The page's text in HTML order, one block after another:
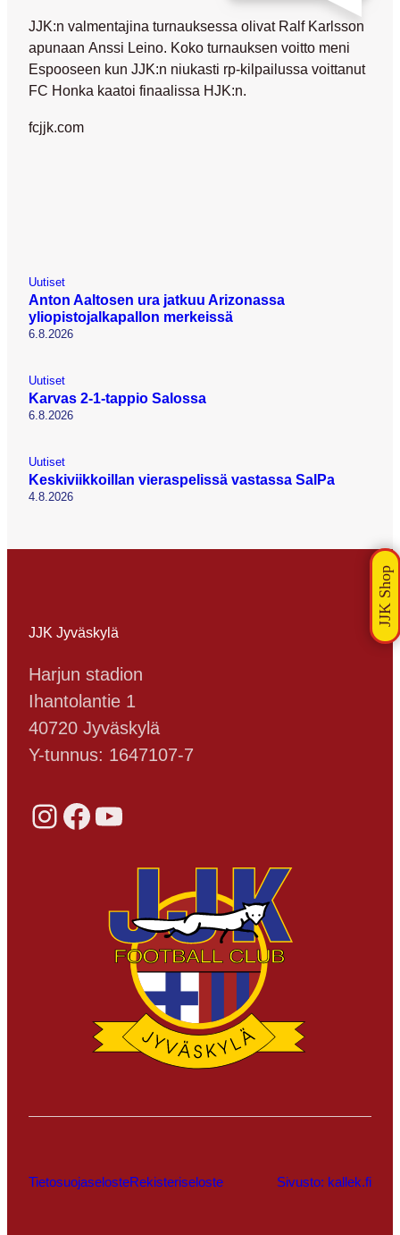
JJK:n valmentajina turnauksessa olivat Ralf Karlsson
apunaan Anssi Leino. Koko turnauksen voitto meni
Espooseen kun JJK:n niukasti rp-kilpailussa voittanut
FC Honka kaatoi finaalissa HJK:n.
fcjjk.com
Uutiset
Anton Aaltosen ura jatkuu Arizonassa
yliopistojalkapallon merkeissä
6.8.2026
Uutiset
Karvas 2-1-tappio Salossa
6.8.2026
Uutiset
Keskiviikkoillan vieraspelissä vastassa SalPa
4.8.2026
JJK Jyväskylä
Harjun stadion
Ihantolantie 1
40720 Jyväskylä
Y-tunnus: 1647107-7
Instagram Facebook YouTube
TietosuojaselosteRekisteriseloste Sivusto: kallek.fi